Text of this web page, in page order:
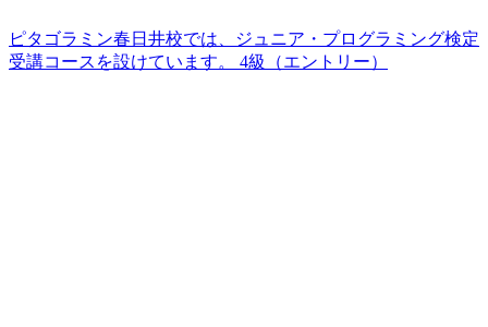
ピタゴラミン春日井校では、ジュニア・プログラミング検定
受講コースを設けています。 4級（エントリー）